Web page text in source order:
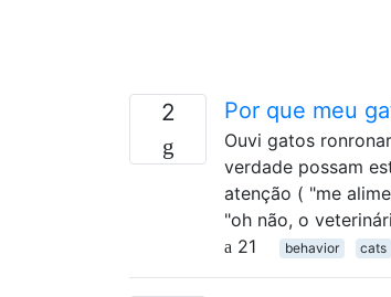
2 Por que meu
Ouvi gatos
verdade possam
atenção ( "me
"oh não, o
21
behavior cats